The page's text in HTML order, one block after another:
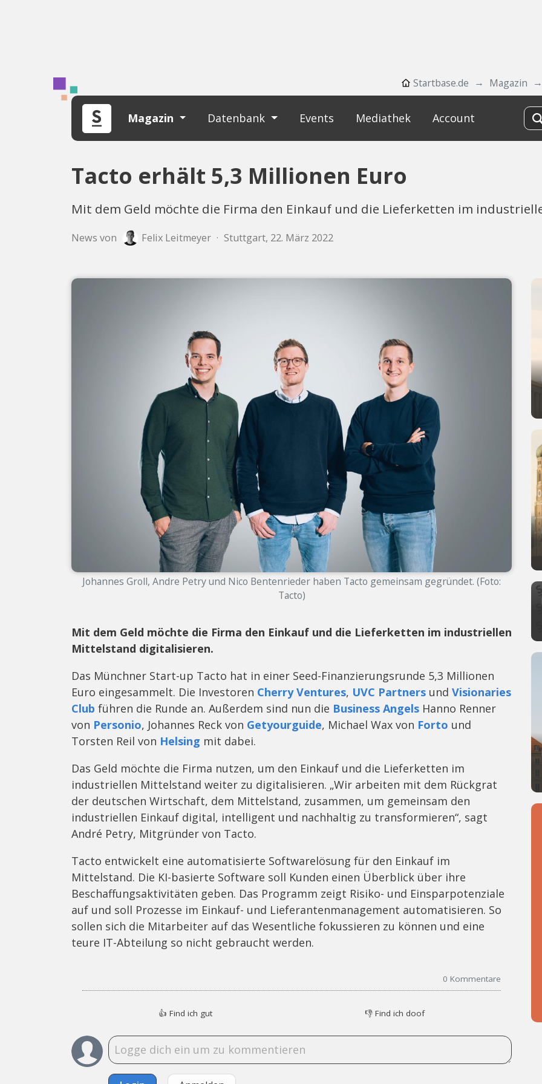
Startbase.de Magazin
Magazin Datenbank Events Mediathek Account
Tacto erhält 5,3 Millionen Euro
Mit dem Geld möchte die Firma den Einkauf und die Lieferketten im
News von Felix Leitmeyer · Stuttgart, 22. März 2022
Johannes Groll, Andre Petry und Nico Bentenrieder haben Tacto gemeinsam gegründet. (Foto:
Tacto)
Mit dem Geld möchte die Firma den Einkauf und die Lieferketten im industriellen
Mittelstand digitalisieren.
Das Münchner Start-up Tacto hat in einer Seed-Finanzierungsrunde 5,3 Millionen
Euro eingesammelt. Die Investoren Cherry Ventures, UVC Partners und Visionaries
Club führen die Runde an. Außerdem sind nun die Business Angels Hanno Renner
von Personio, Johannes Reck von Getyourguide, Michael Wax von Forto und
Torsten Reil von Helsing mit dabei.
Das Geld möchte die Firma nutzen, um den Einkauf und die Lieferketten im
industriellen Mittelstand weiter zu digitalisieren. „Wir arbeiten mit dem Rückgrat
der deutschen Wirtschaft, dem Mittelstand, zusammen, um gemeinsam den
industriellen Einkauf digital, intelligent und nachhaltig zu transformieren“, sagt
André Petry, Mitgründer von Tacto.
Tacto entwickelt eine automatisierte Softwarelösung für den Einkauf im
Mittelstand. Die KI-basierte Software soll Kunden einen Überblick über ihre
Beschaffungsaktivitäten geben. Das Programm zeigt Risiko- und Einsparpotenziale
auf und soll Prozesse im Einkauf- und Lieferantenmanagement automatisieren. So
sollen sich die Mitarbeiter auf das Wesentliche fokussieren zu können und eine
teure IT-Abteilung so nicht gebraucht werden.
0 Kommentare
👍 Find ich gut 👎 Find ich doof